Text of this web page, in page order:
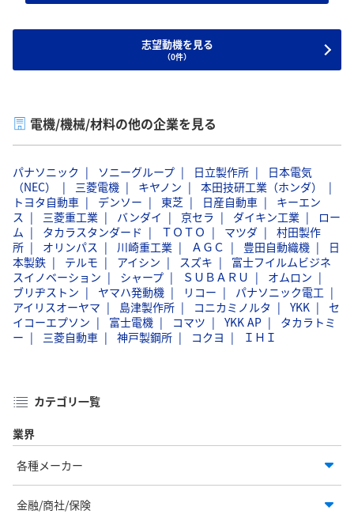
志望動機を見る
（0件）
電機/機械/材料の他の企業を見る
パナソニック ソニーグループ 日立製作所
日本電気
（NEC）
三菱電機 キヤノン
本田技研工業（ホンダ）
トヨタ自動車
デンソー 東芝 日産自動車
キーエン
ス
三菱重工業 バンダイ 京セラ ダイキン工業
ロー
ム
タカラスタンダード ＴＯＴＯ マツダ
村田製作
所
オリンパス 川崎重工業 ＡＧＣ 豊田自動織機
日
本製鉄
テルモ アイシン スズキ
富士フイルムビジネ
スイノベーション
シャープ ＳＵＢＡＲＵ
オムロン
ブリヂストン
ヤマハ発動機 リコー
パナソニック電工
アイリスオーヤマ
島津製作所 コニカミノルタ YKK
セ
イコーエプソン
富士電機 コマツ YKK AP
タカラトミ
ー
三菱自動車 神戸製鋼所 コクヨ ＩＨＩ
カテゴリ一覧
業界
各種メーカー
金融/商社/保険